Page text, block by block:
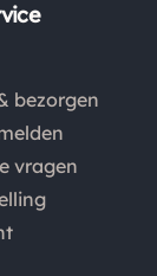
bezorgen
vragen